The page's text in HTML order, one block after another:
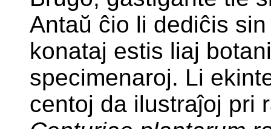
Antaŭ ĉio li dediĉis
konataj estis liaj
specimenaroj. Li
centoj da ilustraĵoj pri